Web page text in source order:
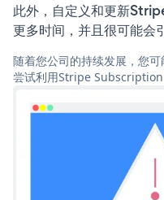
此外，自定义和更新
更多时间，并且很可能会
随着您公司的持续发展，您
尝试利用Stripe Subscription